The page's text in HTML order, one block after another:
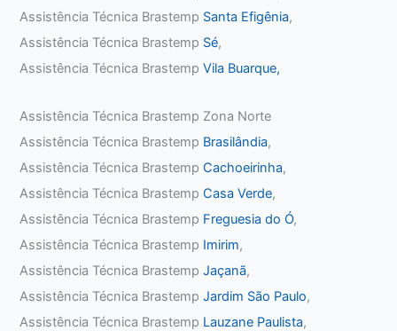
Assistência Técnica Brastemp Santa Efigênia,
Assistência Técnica Brastemp Sé,
Assistência Técnica BrastempVila Buarque,
Assistência Técnica Brastemp Zona Norte
Assistência Técnica Brastemp Brasilândia,
Assistência Técnica BrastempCachoeirinha,
Assistência Técnica BrastempCasa Verde,
Assistência Técnica Brastemp Freguesia do Ó,
Assistência Técnica Brastemp Imirim,
Assistência Técnica BrastempJaçanã,
Assistência Técnica BrastempJardim São Paulo,
Assistência Técnica Brastemp Lauzane Paulista,